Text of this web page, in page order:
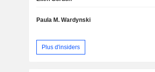
Paula M. Wardynski
Plus d'insiders